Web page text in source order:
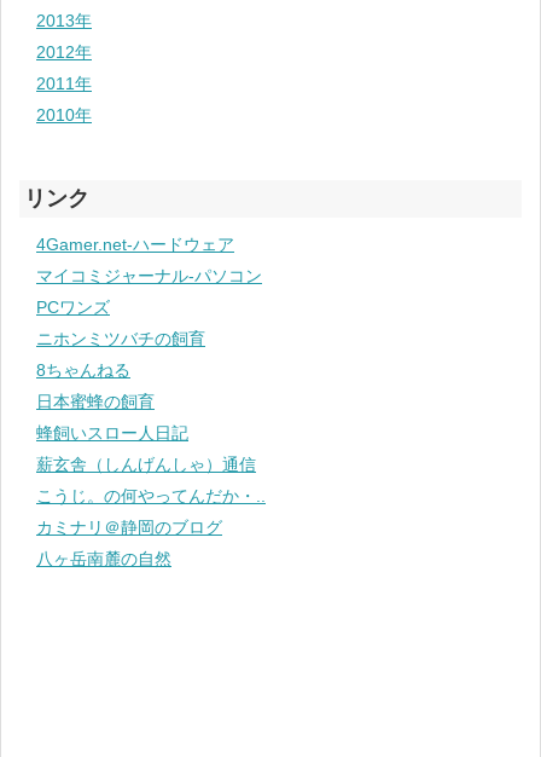
2013年
2012年
2011年
2010年
リンク
4Gamer.net-ハードウェア
マイコミジャーナル-パソコン
PCワンズ
ニホンミツバチの飼育
8ちゃんねる
日本蜜蜂の飼育
蜂飼いスロー人日記
薪玄舎（しんげんしゃ）通信
こうじ。の何やってんだか・..
カミナリ＠静岡のブログ
八ヶ岳南麓の自然